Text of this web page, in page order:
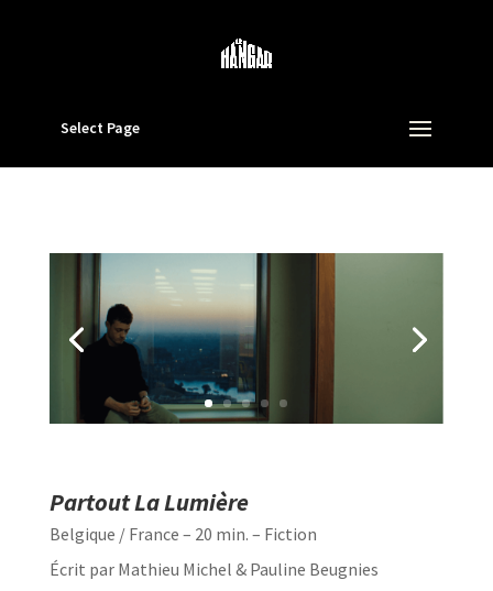
Select Page
Partout La Lumière
Belgique / France – 20 min. – Fiction
Écrit par Mathieu Michel & Pauline Beugnies